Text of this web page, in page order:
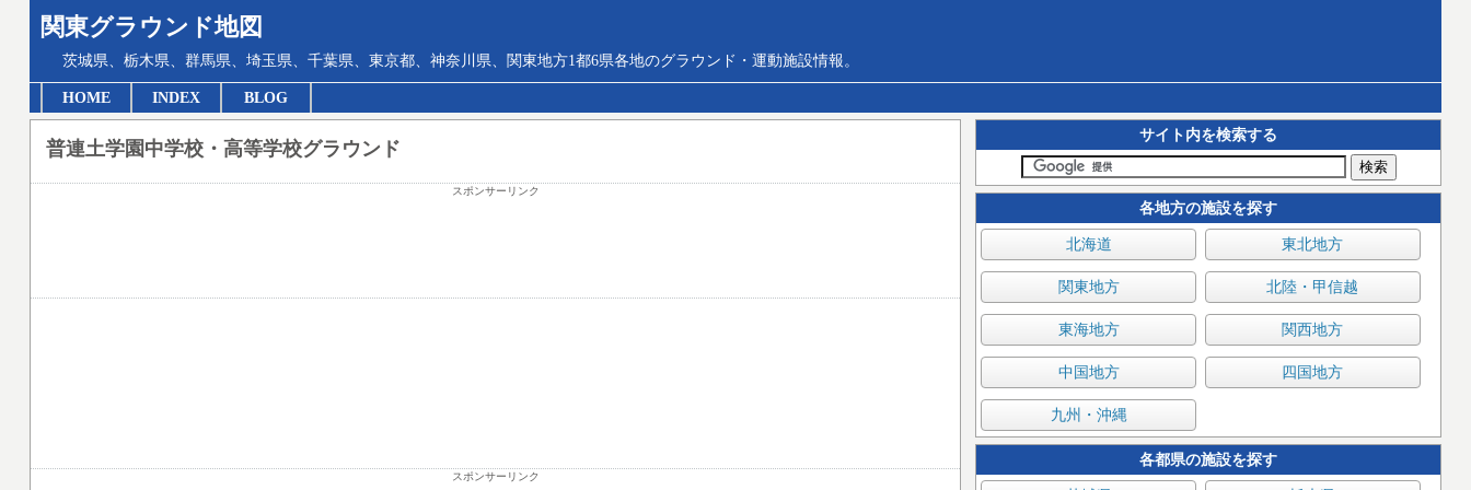
関東グラウンド地図
茨城県、栃木県、群馬県、埼玉県、千葉県、東京都、神奈川県、関東地方1都6県各地のグラウンド・運動施設情報。
HOME INDEX BLOG
サイト内を検索する
各地方の施設を探す
北海道 東北地方
関東地方 北陸・甲信越
東海地方 関西地方
中国地方 四国地方
九州・沖縄
各都県の施設を探す
普連土学園中学校・高等学校グラウンド
スポンサーリンク
スポンサーリンク